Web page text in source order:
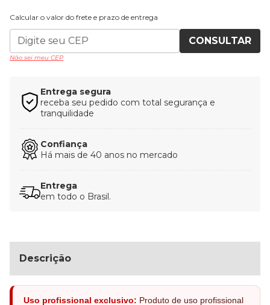
Calcular o valor do frete e prazo de entrega
CONSULTAR
Não sei meu CEP
Entrega segura
receba seu pedido com total segurança e
tranquilidade
Confiança
Há mais de 40 anos no mercado
Entrega
em todo o Brasil.
Descrição
Uso profissional exclusivo: Produto de uso profissional